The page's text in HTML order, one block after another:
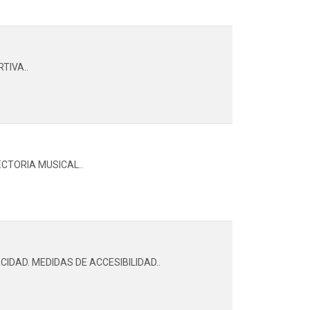
MUSICAL..
MEDIDAS DE ACCESIBILIDAD..